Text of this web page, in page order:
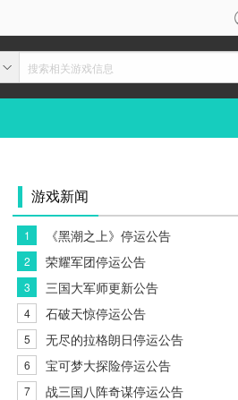
游戏新闻
1 《黑潮之上》停运公告
2 荣耀军团停运公告
3 三国大军师更新公告
4 石破天惊停运公告
5 无尽的拉格朗日停运公告
6 宝可梦大探险停运公告
7 战三国八阵奇谋停运公告